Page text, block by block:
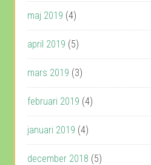
maj 2019 (4)
april 2019 (5)
mars 2019 (3)
februari 2019 (4)
januari 2019 (4)
december 2018 (5)